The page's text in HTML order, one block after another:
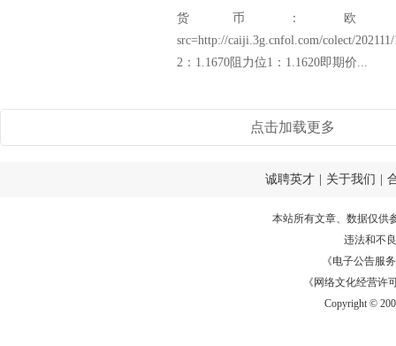
货币：
src=http://caiji.3g.cnfol.com/colect/
2：1.1670阻力位1：1.1620即期价...
点击加载更多
诚聘英才 关于我们
本站所有文章、数据仅供
违法和不
《电子公告服务
《网络文化经营许
Copyright ©